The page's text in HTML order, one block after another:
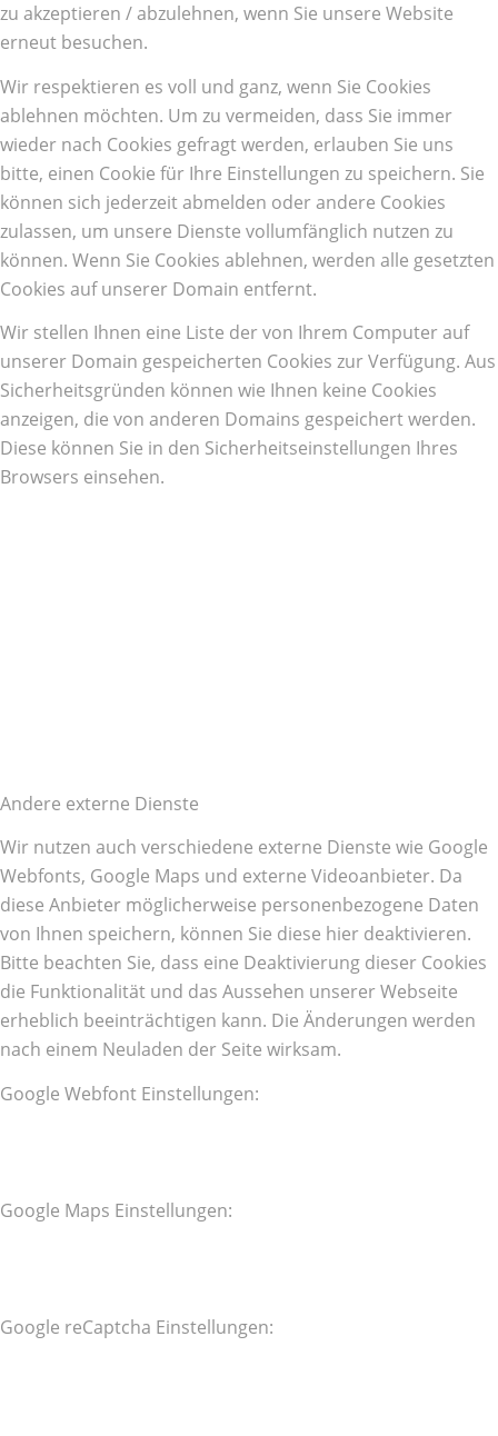
zu akzeptieren / abzulehnen, wenn Sie unsere Website
erneut besuchen.
Wir respektieren es voll und ganz, wenn Sie Cookies
ablehnen möchten. Um zu vermeiden, dass Sie immer
wieder nach Cookies gefragt werden, erlauben Sie uns
bitte, einen Cookie für Ihre Einstellungen zu speichern. Sie
können sich jederzeit abmelden oder andere Cookies
zulassen, um unsere Dienste vollumfänglich nutzen zu
können. Wenn Sie Cookies ablehnen, werden alle gesetzten
Cookies auf unserer Domain entfernt.
Wir stellen Ihnen eine Liste der von Ihrem Computer auf
unserer Domain gespeicherten Cookies zur Verfügung. Aus
Sicherheitsgründen können wie Ihnen keine Cookies
anzeigen, die von anderen Domains gespeichert werden.
Diese können Sie in den Sicherheitseinstellungen Ihres
Browsers einsehen.
Andere externe Dienste
Wir nutzen auch verschiedene externe Dienste wie Google
Webfonts, Google Maps und externe Videoanbieter. Da
diese Anbieter möglicherweise personenbezogene Daten
von Ihnen speichern, können Sie diese hier deaktivieren.
Bitte beachten Sie, dass eine Deaktivierung dieser Cookies
die Funktionalität und das Aussehen unserer Webseite
erheblich beeinträchtigen kann. Die Änderungen werden
nach einem Neuladen der Seite wirksam.
Google Webfont Einstellungen:
Google Maps Einstellungen:
Google reCaptcha Einstellungen: